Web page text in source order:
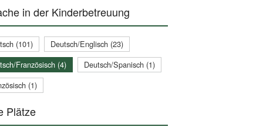
in der Kinderbetreuung
(101)
Deutsch/Englisch (23)
Französisch (4)
Deutsch/Spanisch (1)
(1)
Plätze